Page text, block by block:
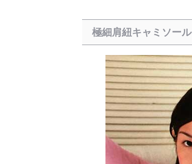
極細肩紐キャミソール